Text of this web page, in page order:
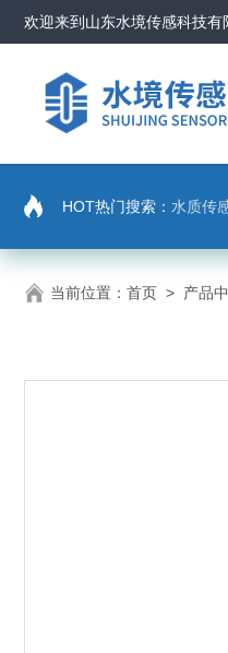
欢迎来到 山东水境传感科技有
HOT热门搜索： 水质传
当前位置： 首页 > 产品